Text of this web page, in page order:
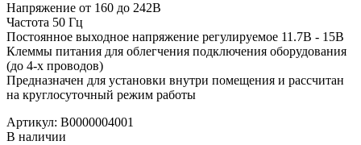
Напряжение от 160 до 242В
Частота 50 Гц
Постоянное выходное напряжение регулируемое 11.7В - 15В
Клеммы питания для облегчения подключения оборудования
(до 4-х проводов)
Предназначен для установки внутри помещения и рассчитан
на круглосуточный режим работы
Артикул: В0000004001
В наличии